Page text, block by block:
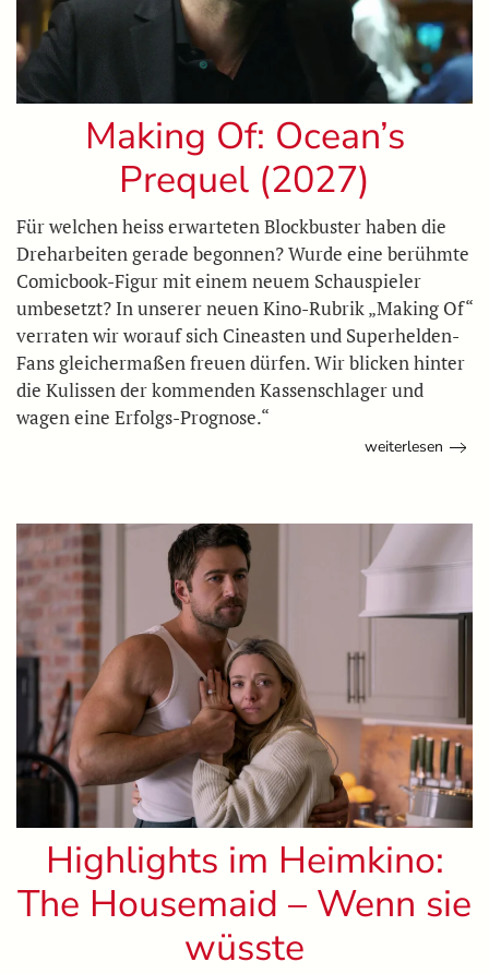
Making Of: Ocean’s
Prequel (2027)
Für welchen heiss erwarteten Blockbuster haben die
Dreharbeiten gerade begonnen? Wurde eine berühmte
Comicbook-Figur mit einem neuem Schauspieler
umbesetzt? In unserer neuen Kino-Rubrik „Making Of“
verraten wir worauf sich Cineasten und Superhelden-
Fans gleichermaßen freuen dürfen. Wir blicken hinter
die Kulissen der kommenden Kassenschlager und
wagen eine Erfolgs-Prognose.“
weiterlesen
Highlights im Heimkino:
The Housemaid – Wenn sie
wüsste